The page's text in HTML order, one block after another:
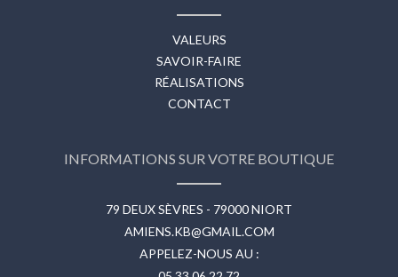
VALEURS
SAVOIR-FAIRE
RÉALISATIONS
CONTACT
INFORMATIONS SUR VOTRE BOUTIQUE
79 DEUX SÈVRES - 79000 NIORT
AMIENS.KB@GMAIL.COM
APPELEZ-NOUS AU :